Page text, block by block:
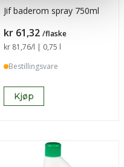
Jif baderom spray 750ml
Pris
kr 61,32 /flaske
Sammenligning pris
kr 81,76/l | 0,75 l
Bestillingsvare
Kjøp